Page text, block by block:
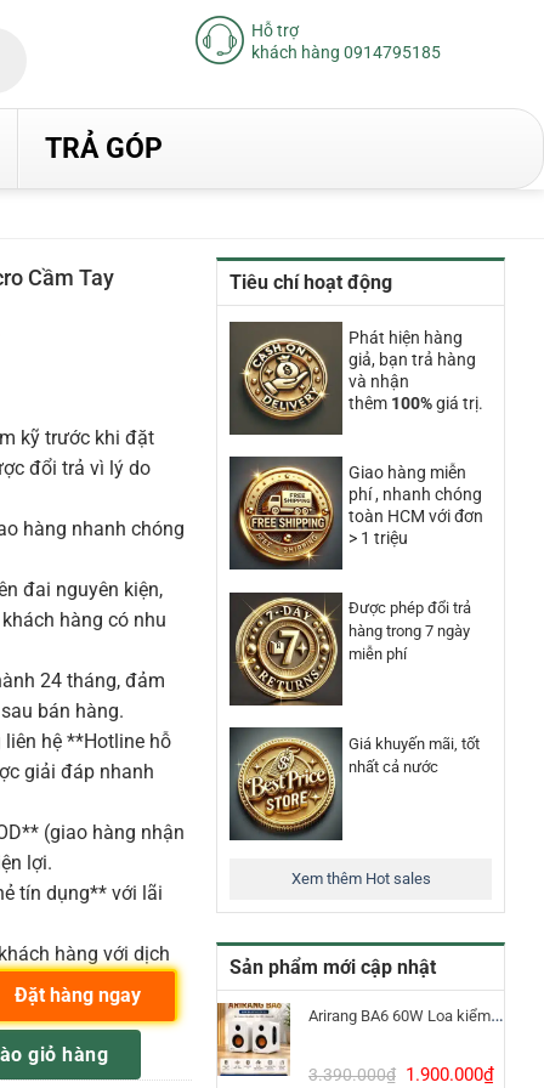
Hỗ trợ
khách hàng 0914795185
TRẢ GÓP
Tiêu chí hoạt động
Phát hiện hàng
giả, bạn trả hàng
và nhận
thêm 100%giá trị.
Giao hàng miễn
phí , nhanh chóng
toàn HCM với đơn
> 1 triệu
Được phép đổi trả
hàng trong 7 ngày
miễn phí
Giá khuyến mãi, tốt
nhất cả nước
Xem thêm Hot sales
Sản phẩm mới cập nhật
Arirang BA6 60W Loa kiểm âm Bluetooth 5.3
3.390.000₫ Giá
1.900.000₫Giá
Cầm Tay
kỹ trước khi đặt
đổi trả vì lý do
hàng nhanh chóng
đai nguyên kiện,
hàng có nhu
24 tháng, đảm
bán hàng.
hệ **Hotline hỗ
giải đáp nhanh
(giao hàng nhận
lợi.
tín dụng** với lãi
hàng với dịch
Tay Condenser số lượng
giỏ hàng
Đặt hàng ngay